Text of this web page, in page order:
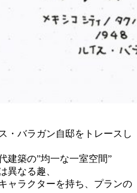
・バラガン自邸をトレースし
建築の”均一な一室空間”
異なる趣、
ャラクターを持ち、プランの